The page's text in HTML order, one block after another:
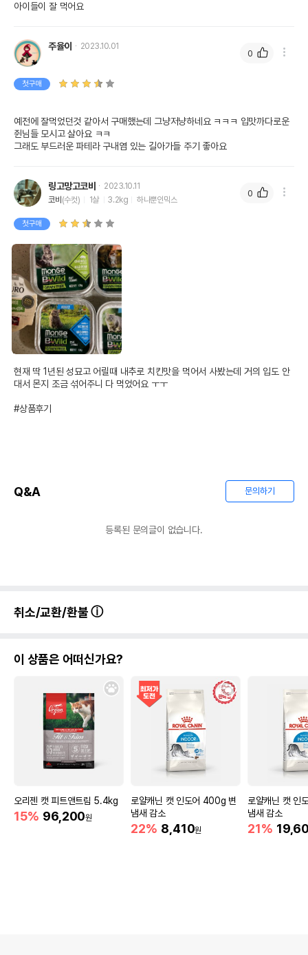
아이들이 잘 먹어요
주율이 2023.10.01
첫구매
예전에 잘먹었던것 같아서 구매했는데 그냥저냥하네요 ㅋㅋㅋ 입맛까다로운
쥔님들 모시고 살아요 ㅋㅋ
그래도 부드러운 파테라 구내염 있는 길아가들 주기 좋아요
0
링고망고코비
2023.10.11
코비 (수컷) 1살 3.2kg 하나뿐인믹스
첫구매
현재 딱 1년된 성묘고 어릴때 내추로 치킨맛을 먹어서 사봤는데 거의 입도 안
대서 몬지 조금 섞어주니 다 먹었어요 ㅜㅜ
#상품후기
0
Q&A 문의하기
등록된 문의글이 없습니다.
취소/교환/환불
이 상품은 어떠신가요?
오리젠 캣 피트앤트림 5.4kg
15% 96,200원
로얄캐닌 캣 인도어 400g 변
냄새 감소
22% 8,410원
로얄캐닌 캣 인
냄새 감소
21%